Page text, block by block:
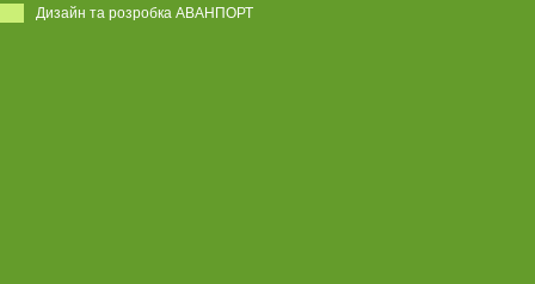
Дизайн та розробка АВАНПОРТ